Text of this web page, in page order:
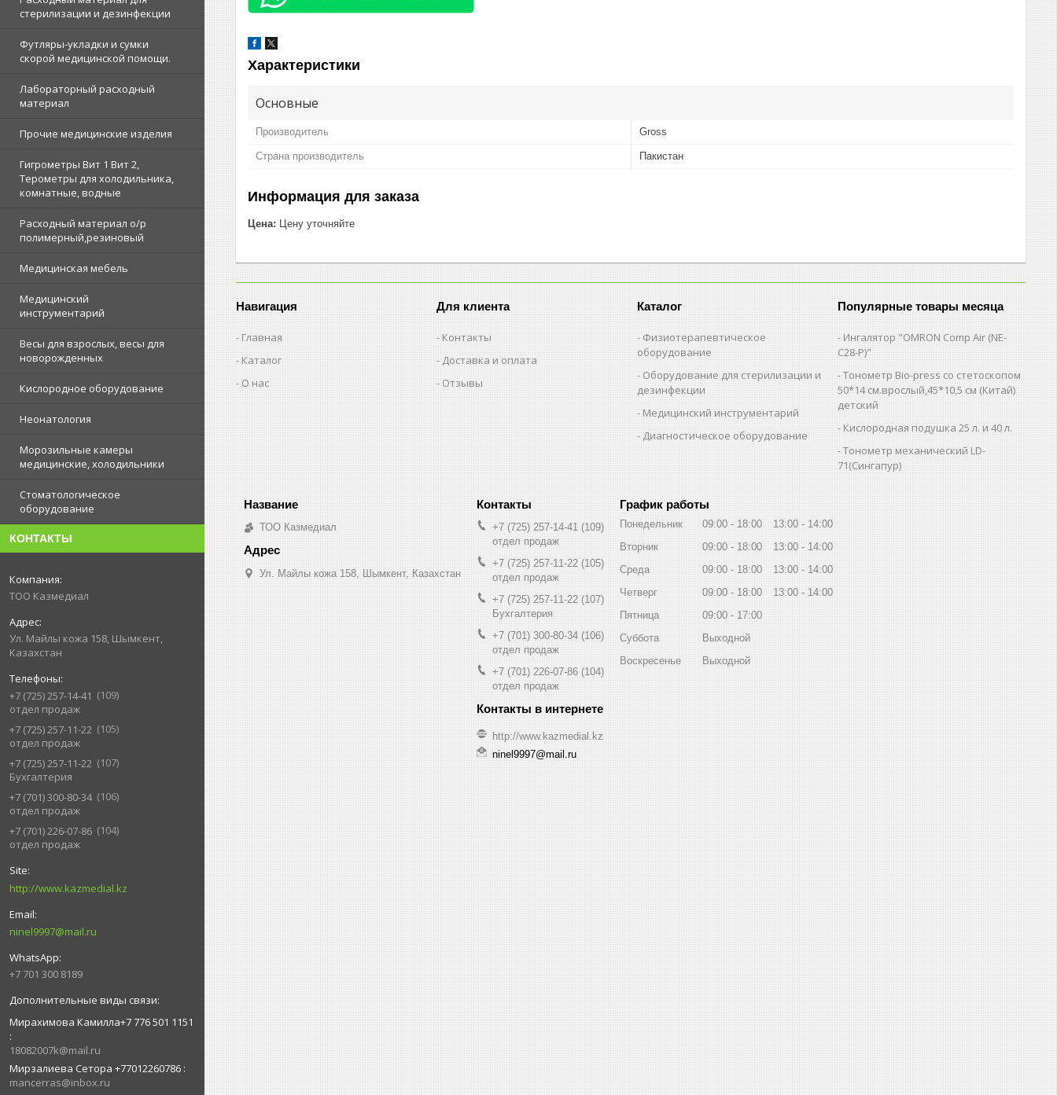
стерилизации и дезинфекции
Футляры-укладки и сумки
скорой медицинской помощи.
Лабораторный расходный
материал
Прочие медицинские изделия
Гигрометры Вит 1 Вит 2,
Терометры для холодильника,
комнатные, водные
Расходный материал о/р
полимерный,резиновый
Медицинская мебель
Медицинский
инструментарий
Весы для взрослых, весы для
новорожденных
Кислородное оборудование
Неонатология
Морозильные камеры
медицинские, холодильники
Стоматологическое
оборудование
КОНТАКТЫ
ТОО Казмедиал
Ул. Майлы кожа 158, Шымкент,
Казахстан
+7 (725) 257-14-41
109
отдел продаж
+7 (725) 257-11-22
105
отдел продаж
+7 (725) 257-11-22
107
Бухгалтерия
+7 (701) 300-80-34
106
отдел продаж
+7 (701) 226-07-86
104
отдел продаж
http://www.kazmedial.kz
ninel9997@mail.ru
+7 701 300 8189
Мирахимова Камилла+7 776 501 1151
18082007k@mail.ru
Мирзалиева Сетора +77012260786
mancerras@inbox.ru
Характеристики
Основные
Производитель Gross
Страна производитель Пакистан
Информация для заказа
Цена: Цену уточняйте
Навигация
Главная
Каталог
О нас
Для клиента
Контакты
Доставка и оплата
Отзывы
Каталог
Физиотерапевтическое
оборудование
Оборудование для стерилизации и
дезинфекции
Медицинский инструментарий
Диагностическое оборудование
Популярные товары месяца
Ингалятор "OMRON Comp Air (NE-
C28-Р)"
Тонометр Bio-press со стетоскопом
50*14 см.врослый,45*10,5 см (Китай)
детский
Кислородная подушка 25 л. и 40 л.
Тонометр механический LD-
71(Сингапур)
ТОО Казмедиал
Ул. Майлы кожа 158, Шымкент, Казахстан
+7 (725) 257-14-41
109
отдел продаж
+7 (725) 257-11-22 105
отдел продаж
+7 (725) 257-11-22 107
Бухгалтерия
+7 (701) 300-80-34 106
отдел продаж
+7 (701) 226-07-86 104
отдел продаж
http://www.kazmedial.kz
ninel9997@mail.ru
График работы
Понедельник 09:00 18:00 13:00
14:00
Вторник
09:00 18:00 13:00
14:00
Среда
09:00 18:00 13:00
14:00
Четверг
09:00 18:00 13:00
14:00
Пятница
09:00
17:00
Суббота
Выходной
Воскресенье
Выходной